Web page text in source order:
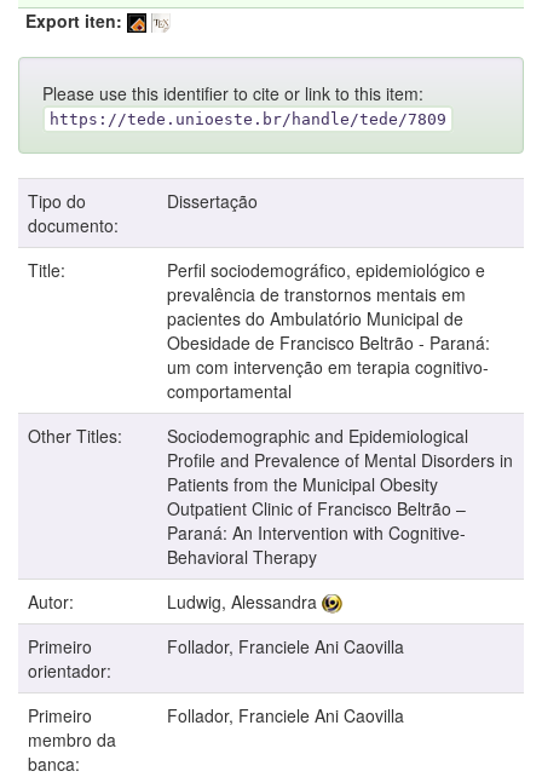
Export iten:
Please use this identifier to cite or link to this item:
https://tede.unioeste.br/handle/tede/7809
Tipo do
documento:
Dissertação
Title:
Perfil sociodemográfico, epidemiológico e
prevalência de transtornos mentais em
pacientes do Ambulatório Municipal de
Obesidade de Francisco Beltrão - Paraná:
um com intervenção em terapia cognitivo-
comportamental
Other Titles:
Sociodemographic and Epidemiological
Profile and Prevalence of Mental Disorders in
Patients from the Municipal Obesity
Outpatient Clinic of Francisco Beltrão –
Paraná: An Intervention with Cognitive-
Behavioral Therapy
Autor:
Ludwig, Alessandra
Primeiro
orientador:
Follador, Franciele Ani Caovilla
Primeiro
membro da
banca:
Follador, Franciele Ani Caovilla